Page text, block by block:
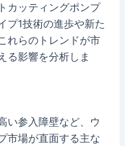
カッティングポンプ
プ1技術の進歩や新た
れらのトレンドが市
る影響を分析しま
い参入障壁など、ウ
市場が直面する主な